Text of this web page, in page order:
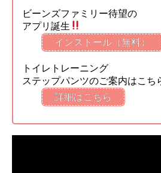
ビーンズファミリー待望の
アプリ誕生
インストール（無料）
トイレトレーニング
ステップパンツのご案内はこち
詳細はこちら